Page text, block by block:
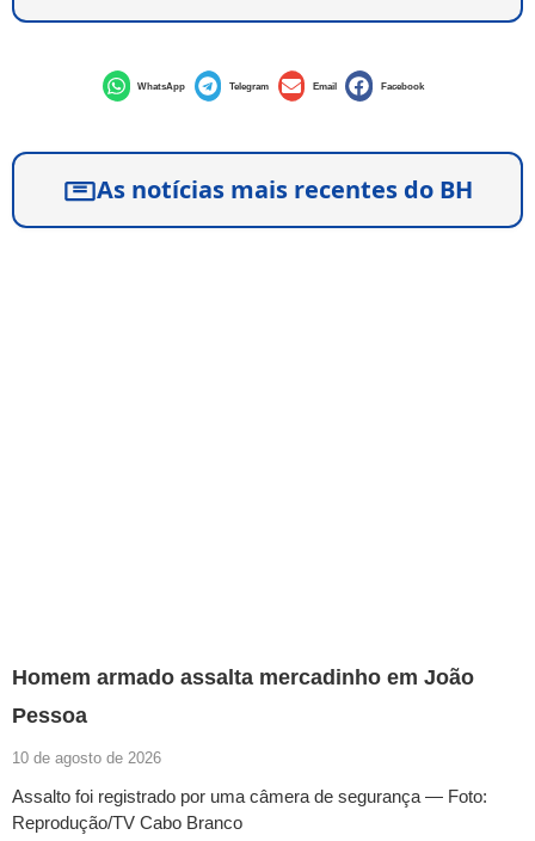
WhatsApp Telegram Email Facebook
As notícias mais recentes do BH
Homem armado assalta mercadinho em João
Pessoa
10 de agosto de 2026
Assalto foi registrado por uma câmera de segurança — Foto:
Reprodução/TV Cabo Branco